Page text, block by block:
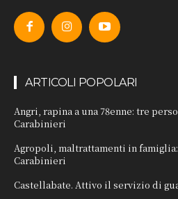
ARTICOLI POPOLARI
Angri, rapina a una 78enne: tre
Carabinieri
Agropoli, maltrattamenti in
Carabinieri
Castellabate. Attivo il servizio di